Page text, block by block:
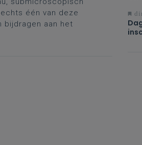
één van deze
bijdragen aan het